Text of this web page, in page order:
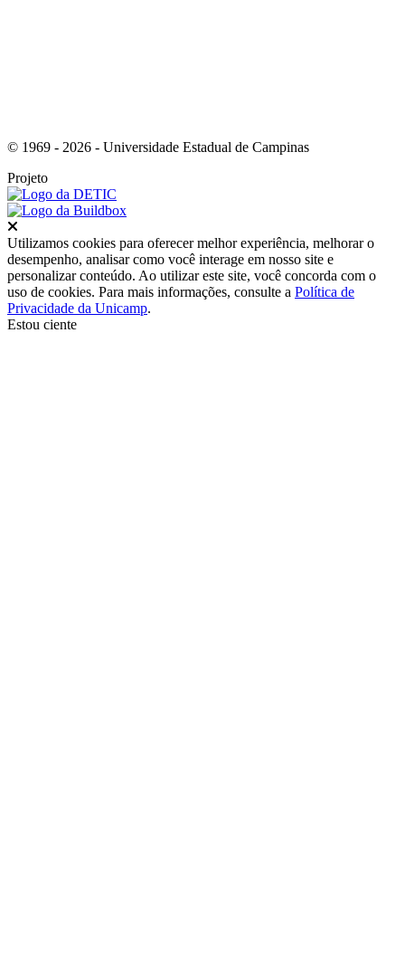
© 1969 - 2026 - Universidade Estadual de Campinas
Projeto
Utilizamos cookies para oferecer melhor experiência, melhorar o
desempenho, analisar como você interage em nosso site e
personalizar conteúdo. Ao utilizar este site, você concorda com o
uso de cookies. Para mais informações, consulte a Política de
Privacidade da Unicamp.
Estou ciente